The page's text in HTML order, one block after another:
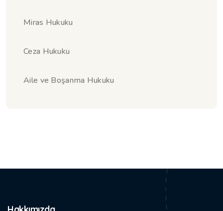
Miras Hukuku
Ceza Hukuku
Aile ve Boşanma Hukuku